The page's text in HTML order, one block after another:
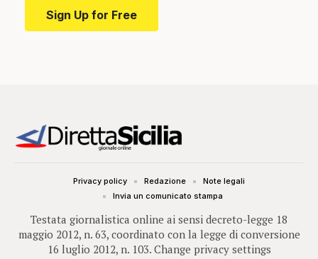
Sign Up for Free
Testata giornalistica online ai sensi decreto-legge 18
maggio 2012, n. 63, coordinato con la legge di conversione
16 luglio 2012, n. 103. Change privacy settings
Privacy policy Redazione
Note legali
Invia un comunicato stampa